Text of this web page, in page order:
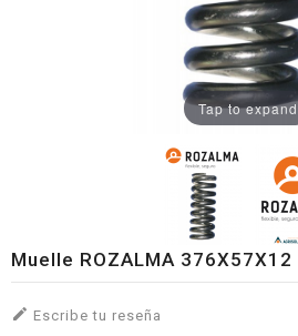
Tap to expand
Muelle ROZALMA 376X57X12
 Escribe tu reseña